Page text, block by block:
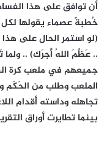
أن توافق على هذا
خُطبةً عصماء يقولها
(لو استمر الحال على
.. عَظَّمَ اللهُ أجرَك) ..
جميعهم في ملعب كرة
الملعب وطلب من الحَكَم
تجاهله وداسته أقدام
بينما تطايرت أوراق